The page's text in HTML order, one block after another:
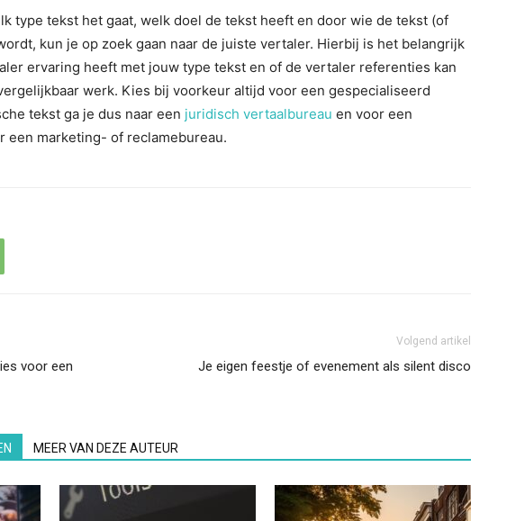
type tekst het gaat, welk doel de tekst heeft en door wie de tekst (of
kun je op zoek gaan naar de juiste vertaler. Hierbij is het belangrijk
ervaring heeft met jouw type tekst en of de vertaler referenties kan
werk. Kies bij voorkeur altijd voor een gespecialiseerd
tekst ga je dus naar een juridisch vertaalbureau en voor een
een marketing- of reclamebureau.
voor een
Volgend artikel
Je eigen feestje of evenement als silent disco
MEER VAN DEZE AUTEUR